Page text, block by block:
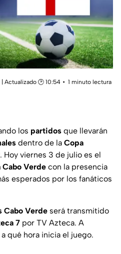
| Actualizado 🕑 10:54
1 minuto lectura
los partidos que llevarán
dentro de la Copa
. Hoy viernes 3 de julio es el
Verde con la presencia
esperados por los fanáticos
Cabo Verde será transmitido
7 por TV Azteca. A
qué hora inicia el juego.